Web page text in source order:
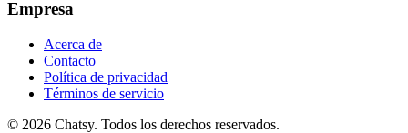
Empresa
Acerca de
Contacto
Política de privacidad
Términos de servicio
© 2026 Chatsy. Todos los derechos reservados.